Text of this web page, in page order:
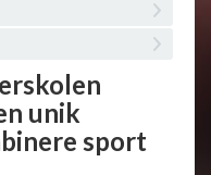
unik
sport